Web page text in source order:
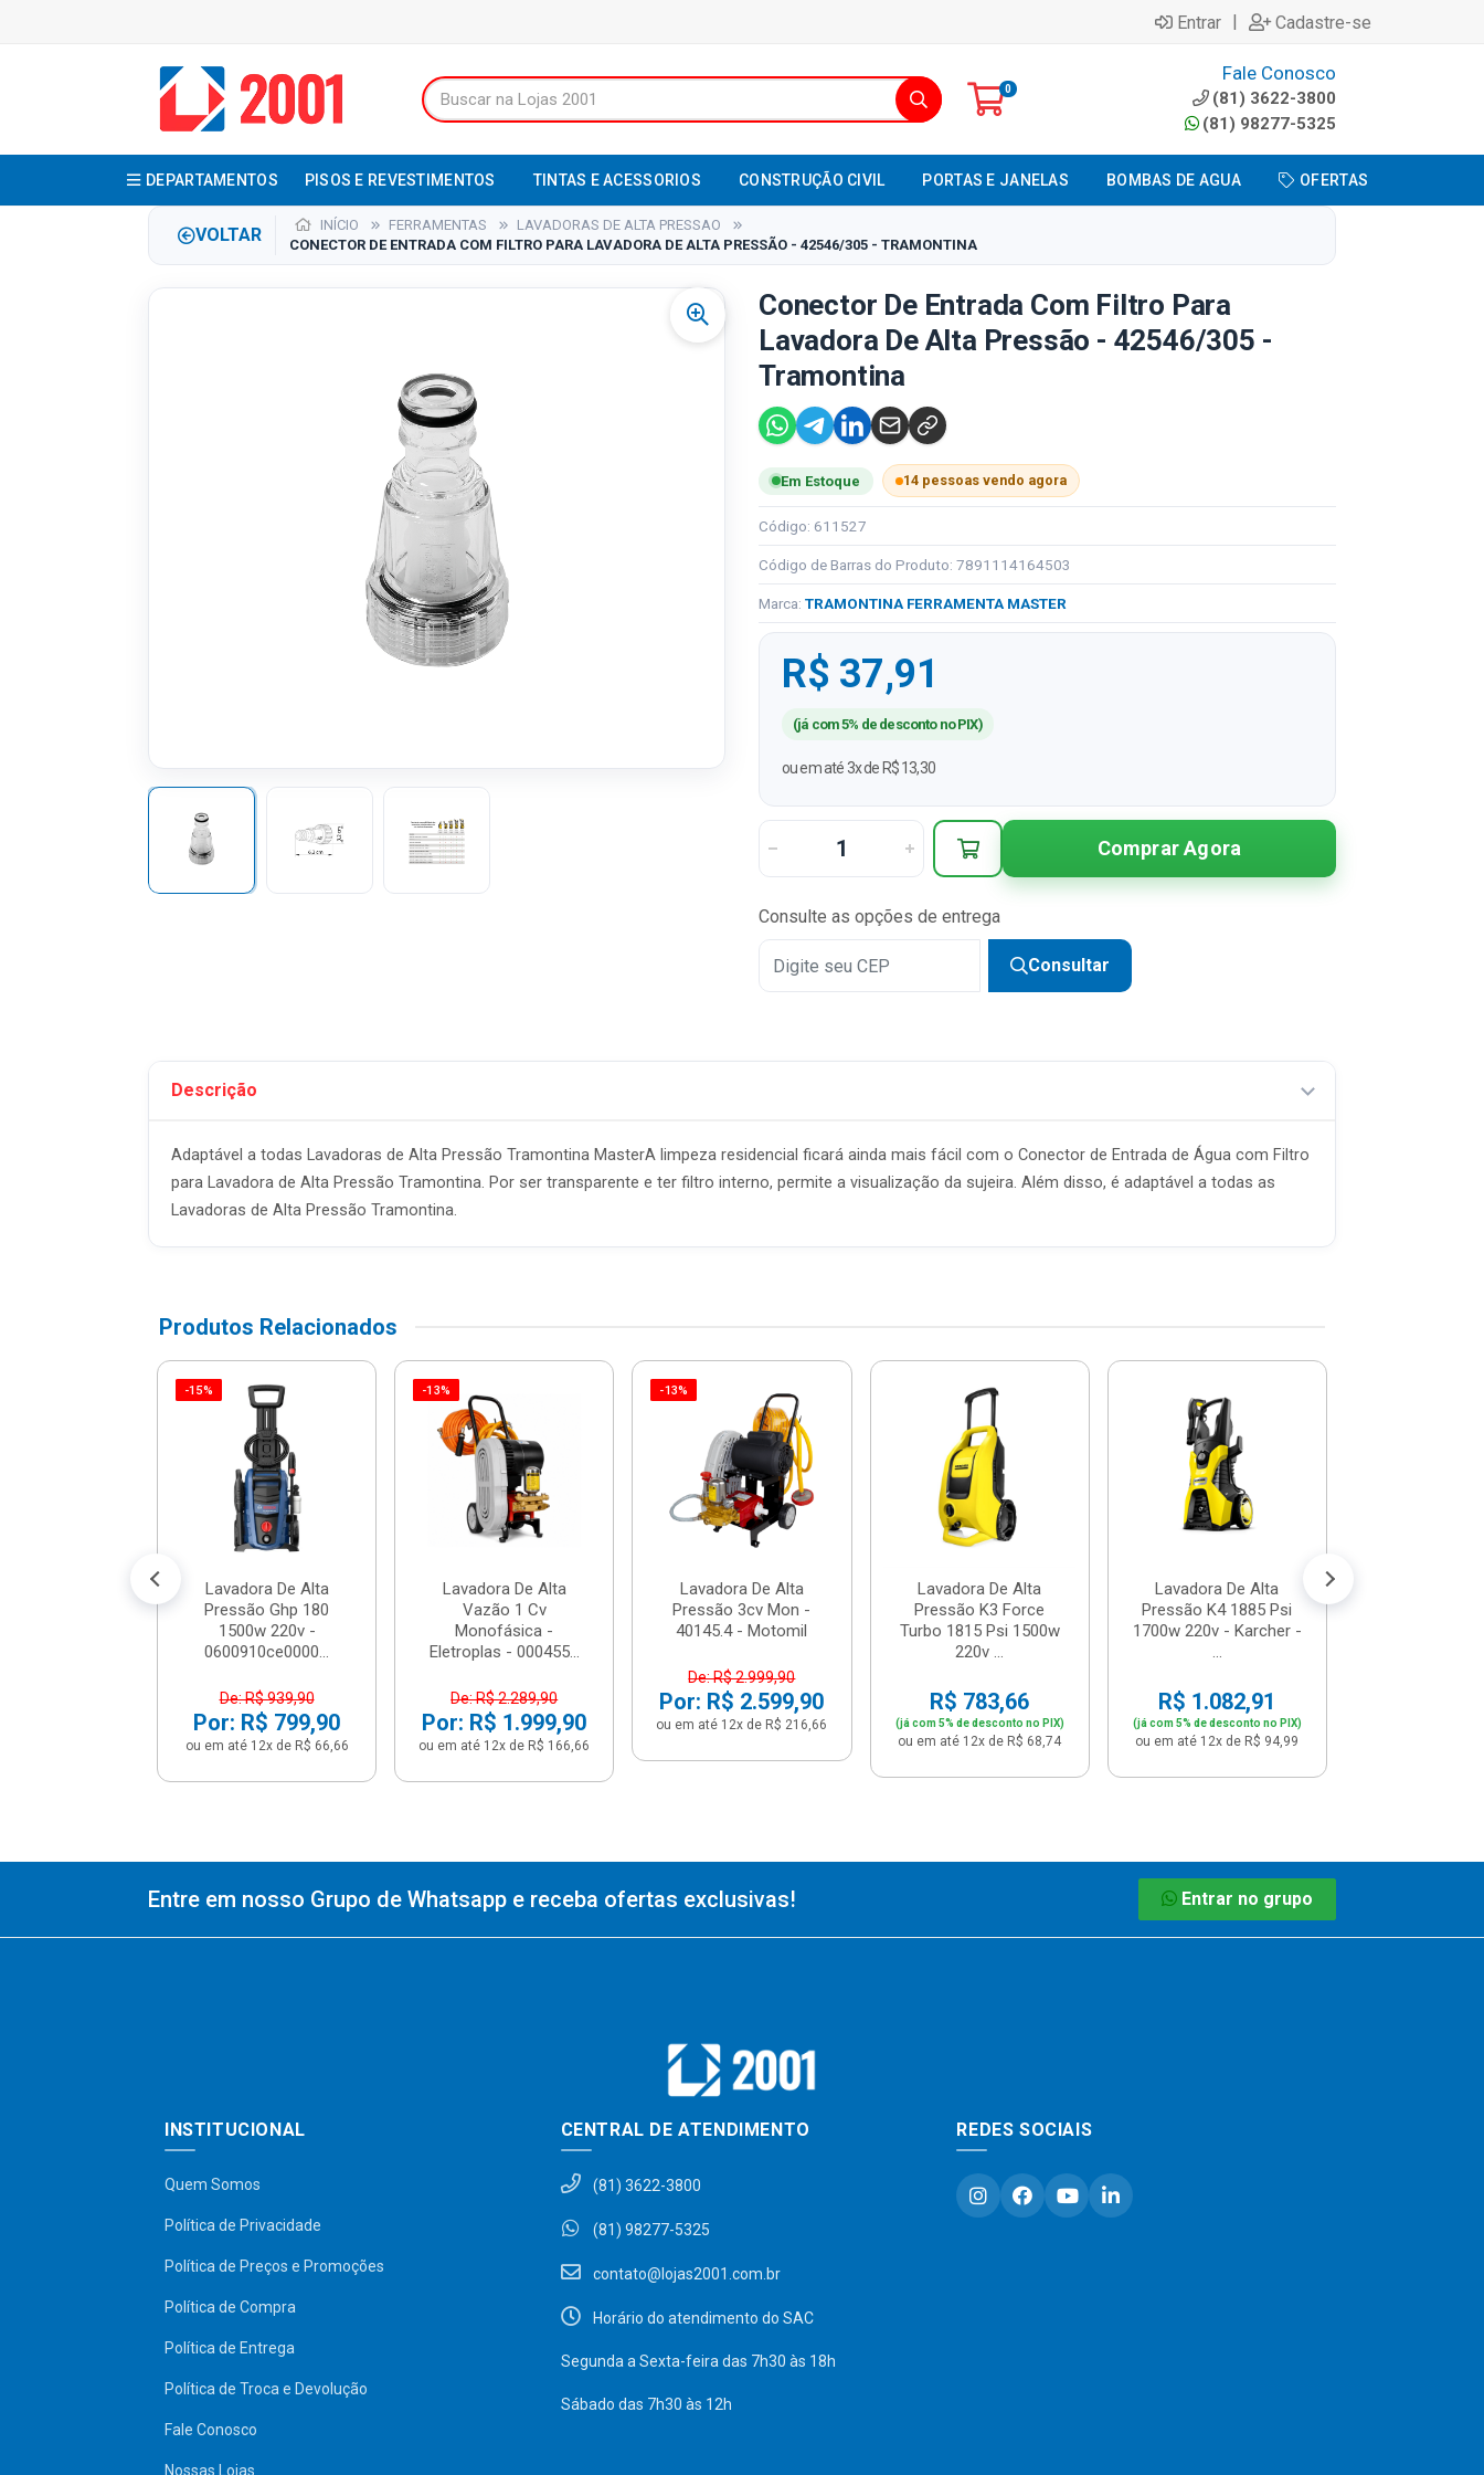
Entrar | Cadastre-se
0
Fale Conosco
(81) 3622-3800
(81) 98277-5325
DEPARTAMENTOS PISOS E REVESTIMENTOS TINTAS E ACESSORIOS CONSTRUÇÃO CIVIL PORTAS E JANELAS BOMBAS DE AGUA OFERTAS
VOLTAR INÍCIO FERRAMENTAS
LAVADORAS DE ALTA PRESSAO
CONECTOR DE ENTRADA COM FILTRO PARA LAVADORA DE ALTA PRESSÃO - 42546/305 - TRAMONTINA
Conector De Entrada Com Filtro Para
Lavadora De Alta Pressão - 42546/305 -
Tramontina
Em Estoque 14 pessoas vendo agora
Código: 611527
Código de Barras do Produto: 7891114164503
Marca: TRAMONTINA FERRAMENTA MASTER
R$ 37,91
(já com 5% de desconto no PIX)
ou em até 3x de R$ 13,30
Comprar Agora
Consulte as opções de entrega
Consultar
Descrição
Adaptável a todas Lavadoras de Alta Pressão Tramontina MasterA limpeza residencial ficará ainda mais fácil com o Conector de Entrada de Água com Filtro
para Lavadora de Alta Pressão Tramontina. Por ser transparente e ter filtro interno, permite a visualização da sujeira. Além disso, é adaptável a todas as
Lavadoras de Alta Pressão Tramontina.
Produtos Relacionados
-15%
Lavadora De Alta
Pressão Ghp 180
1500w 220v -
0600910ce0000...
De: R$ 939,90
Por: R$ 799,90
ou em até 12x de R$ 66,66
-13%
Lavadora De Alta
Vazão 1 Cv
Monofásica -
Eletroplas - 000455...
De: R$ 2.289,90
Por: R$ 1.999,90
ou em até 12x de R$ 166,66
-13%
Lavadora De Alta
Pressão 3cv Mon -
40145.4 - Motomil
De: R$ 2.999,90
Por: R$ 2.599,90
ou em até 12x de R$ 216,66
Lavadora De Alta
Pressão K3 Force
Turbo 1815 Psi 1500w
220v ...
R$ 783,66
(já com 5% de desconto no PIX)
ou em até 12x de R$ 68,74
Lavadora De Alta
Pressão K4 1885 Psi
1700w 220v - Karcher -
...
R$ 1.082,91
(já com 5% de desconto no PIX)
ou em até 12x de R$ 94,99
Entre em nosso Grupo de Whatsapp e receba ofertas exclusivas! Entrar no grupo
INSTITUCIONAL
Quem Somos
Política de Privacidade
Política de Preços e Promoções
Política de Compra
Política de Entrega
Política de Troca e Devolução
Fale Conosco
Nossas Lojas
CENTRAL DE ATENDIMENTO
(81) 3622-3800
(81) 98277-5325
contato@lojas2001.com.br
Horário do atendimento do SAC
Segunda a Sexta-feira das 7h30 às 18h
Sábado das 7h30 às 12h
REDES SOCIAIS